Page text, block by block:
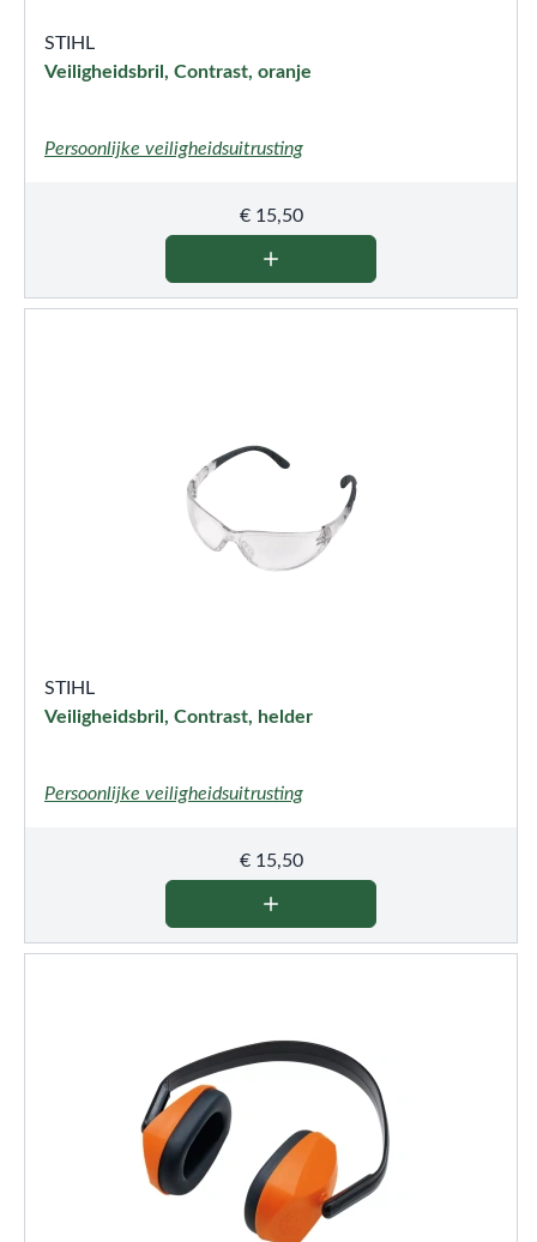
STIHL
Veiligheidsbril, Contrast, oranje
Persoonlijke veiligheidsuitrusting
€15,50
STIHL
Veiligheidsbril, Contrast, helder
Persoonlijke veiligheidsuitrusting
€15,50